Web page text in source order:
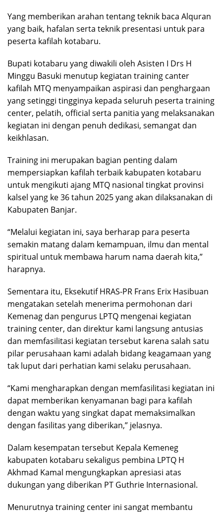
Yang memberikan arahan tentang teknik baca Alquran
yang baik, hafalan serta teknik presentasi untuk para
peserta kafilah kotabaru.
Bupati kotabaru yang diwakili oleh Asisten I Drs H
Minggu Basuki menutup kegiatan training canter
kafilah MTQ menyampaikan aspirasi dan penghargaan
yang setinggi tingginya kepada seluruh peserta training
center, pelatih, official serta panitia yang melaksanakan
kegiatan ini dengan penuh dedikasi, semangat dan
keikhlasan.
Training ini merupakan bagian penting dalam
mempersiapkan kafilah terbaik kabupaten kotabaru
untuk mengikuti ajang MTQ nasional tingkat provinsi
kalsel yang ke 36 tahun 2025 yang akan dilaksanakan di
Kabupaten Banjar.
“Melalui kegiatan ini, saya berharap para peserta
semakin matang dalam kemampuan, ilmu dan mental
spiritual untuk membawa harum nama daerah kita,”
harapnya.
Sementara itu, Eksekutif HRAS-PR Frans Erix Hasibuan
mengatakan setelah menerima permohonan dari
Kemenag dan pengurus LPTQ mengenai kegiatan
training center, dan direktur kami langsung antusias
dan memfasilitasi kegiatan tersebut karena salah satu
pilar perusahaan kami adalah bidang keagamaan yang
tak luput dari perhatian kami selaku perusahaan.
“Kami mengharapkan dengan memfasilitasi kegiatan ini
dapat memberikan kenyamanan bagi para kafilah
dengan waktu yang singkat dapat memaksimalkan
dengan fasilitas yang diberikan,” jelasnya.
Dalam kesempatan tersebut Kepala Kemeneg
kabupaten kotabaru sekaligus pembina LPTQ H
Akhmad Kamal mengungkapkan apresiasi atas
dukungan yang diberikan PT Guthrie Internasional.
Menurutnya training center ini sangat membantu